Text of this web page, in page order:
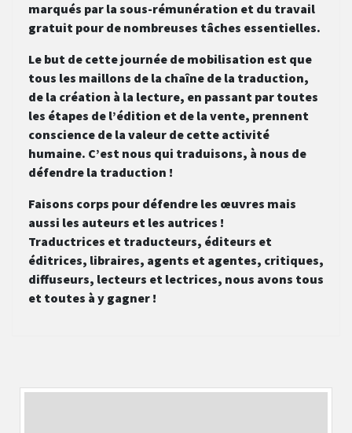
marqués par la sous-rémunération et du travail
gratuit pour de nombreuses tâches essentielles.
Le but de cette journée de mobilisation est que
tous les maillons de la chaîne de la traduction,
de la création à la lecture, en passant par toutes
les étapes de l’édition et de la vente, prennent
conscience de la valeur de cette activité
humaine. C’est nous qui traduisons, à nous de
défendre la traduction !
Faisons corps pour défendre les œuvres mais
aussi les auteurs et les autrices !
Traductrices et traducteurs, éditeurs et
éditrices, libraires, agents et agentes, critiques,
diffuseurs, lecteurs et lectrices, nous avons tous
et toutes à y gagner !